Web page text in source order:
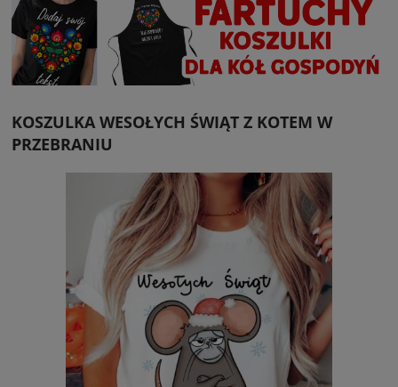
KOSZULKA WESOŁYCH ŚWIĄT Z KOTEM W
PRZEBRANIU